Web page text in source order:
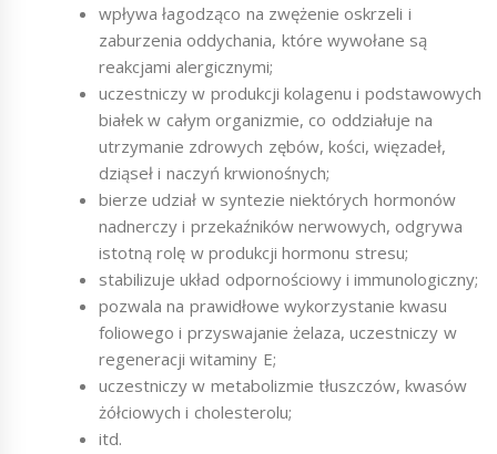
wpływa łagodząco na zwężenie oskrzeli i
zaburzenia oddychania, które wywołane są
reakcjami alergicznymi;
uczestniczy w produkcji kolagenu i podstawowych
białek w całym organizmie, co oddziałuje na
utrzymanie zdrowych zębów, kości, więzadeł,
dziąseł i naczyń krwionośnych;
bierze udział w syntezie niektórych hormonów
nadnerczy i przekaźników nerwowych, odgrywa
istotną rolę w produkcji hormonu stresu;
stabilizuje układ odpornościowy i immunologiczny;
pozwala na prawidłowe wykorzystanie kwasu
foliowego i przyswajanie żelaza, uczestniczy w
regeneracji witaminy E;
uczestniczy w metabolizmie tłuszczów, kwasów
żółciowych i cholesterolu;
itd.